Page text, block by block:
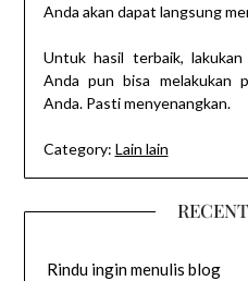
Anda akan dapat langsung
Untuk hasil terbaik,
Anda pun bisa melakukan
Anda. Pasti menyenangkan.
Category: Lain lain
Rindu ingin menulis blog